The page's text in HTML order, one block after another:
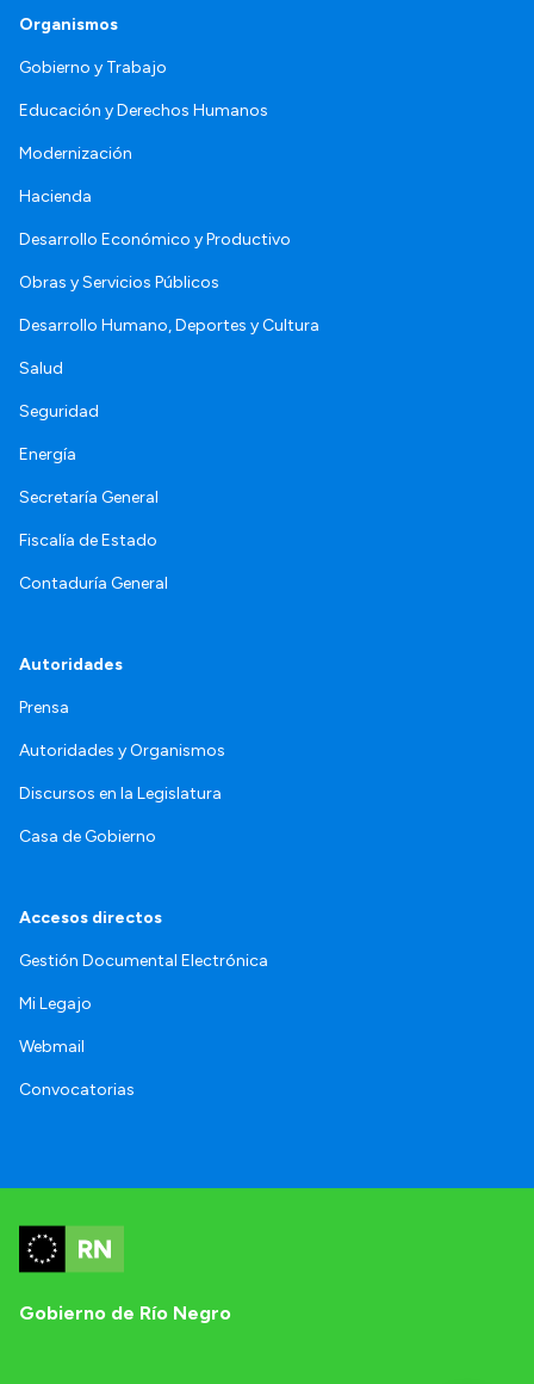
Organismos
Gobierno y Trabajo
Educación y Derechos Humanos
Modernización
Hacienda
Desarrollo Económico y Productivo
Obras y Servicios Públicos
Desarrollo Humano, Deportes y Cultura
Salud
Seguridad
Energía
Secretaría General
Fiscalía de Estado
Contaduría General
Autoridades
Prensa
Autoridades y Organismos
Discursos en la Legislatura
Casa de Gobierno
Accesos directos
Gestión Documental Electrónica
Mi Legajo
Webmail
Convocatorias
Gobierno de Río Negro